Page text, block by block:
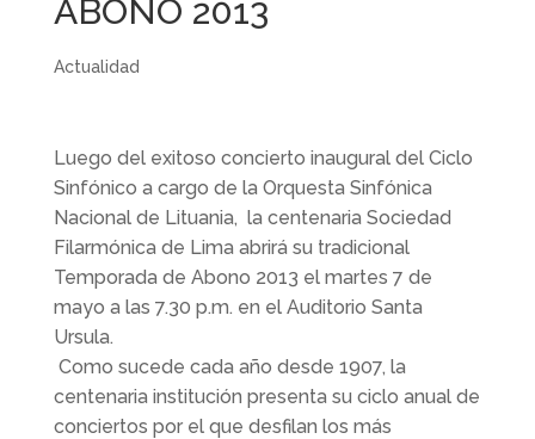
ABONO 2013
Actualidad
Luego del exitoso concierto inaugural del Ciclo
Sinfónico a cargo de la Orquesta Sinfónica
Nacional de Lituania, la centenaria Sociedad
Filarmónica de Lima abrirá su tradicional
Temporada de Abono 2013 el martes 7 de
mayo a las 7.30 p.m. en el Auditorio Santa
Ursula.
Como sucede cada año desde 1907, la
centenaria institución presenta su ciclo anual de
conciertos por el que desfilan los más